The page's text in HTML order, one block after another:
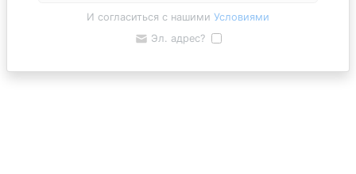
И согласиться с нашими Условиями
Эл. адрес?